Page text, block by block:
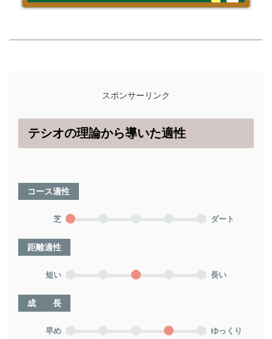
スポンサーリンク
テシオの理論から導いた適性
コース適性
芝 ダート
距離適性
短い 長い
成 長
早め ゆっくり